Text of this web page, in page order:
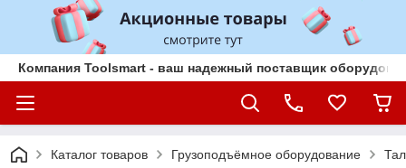
Компания Toolsmart - ваш надежный поставщик
Каталог товаров Грузоподъёмное оборудование